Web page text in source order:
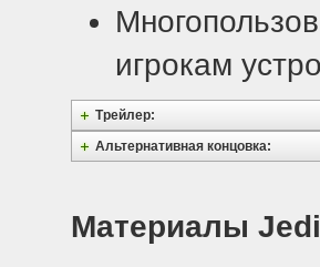
игрокам
Трейлер:
Альтернативная концовка:
Материалы